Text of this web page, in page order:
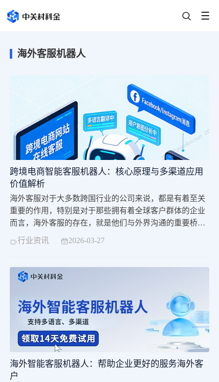
海外客服机器人
跨境电商智能客服机器人：核心原理与多渠道应用
价值解析
海外客服对于大多数跨国行业的公司来说，都是有着至关
重要的作用，特别是对于那些拥有着全球客户群体的企业
而言，海外客服的存在，就是他们与外界沟通的重要桥
梁，也是他们对于世界各地的一张重要的宣传名片。而现
在，我们的跨境电商智能客服机器人，则很好的承担了这
基础上，进一步的增加了更多的使用功能。跨境客服机器
人，能够进行自动的智能语音识别，自动分析出海外客户
行业资讯 2026-03-27
海外智能客服机器人：帮助企业更好的服务海外客
户